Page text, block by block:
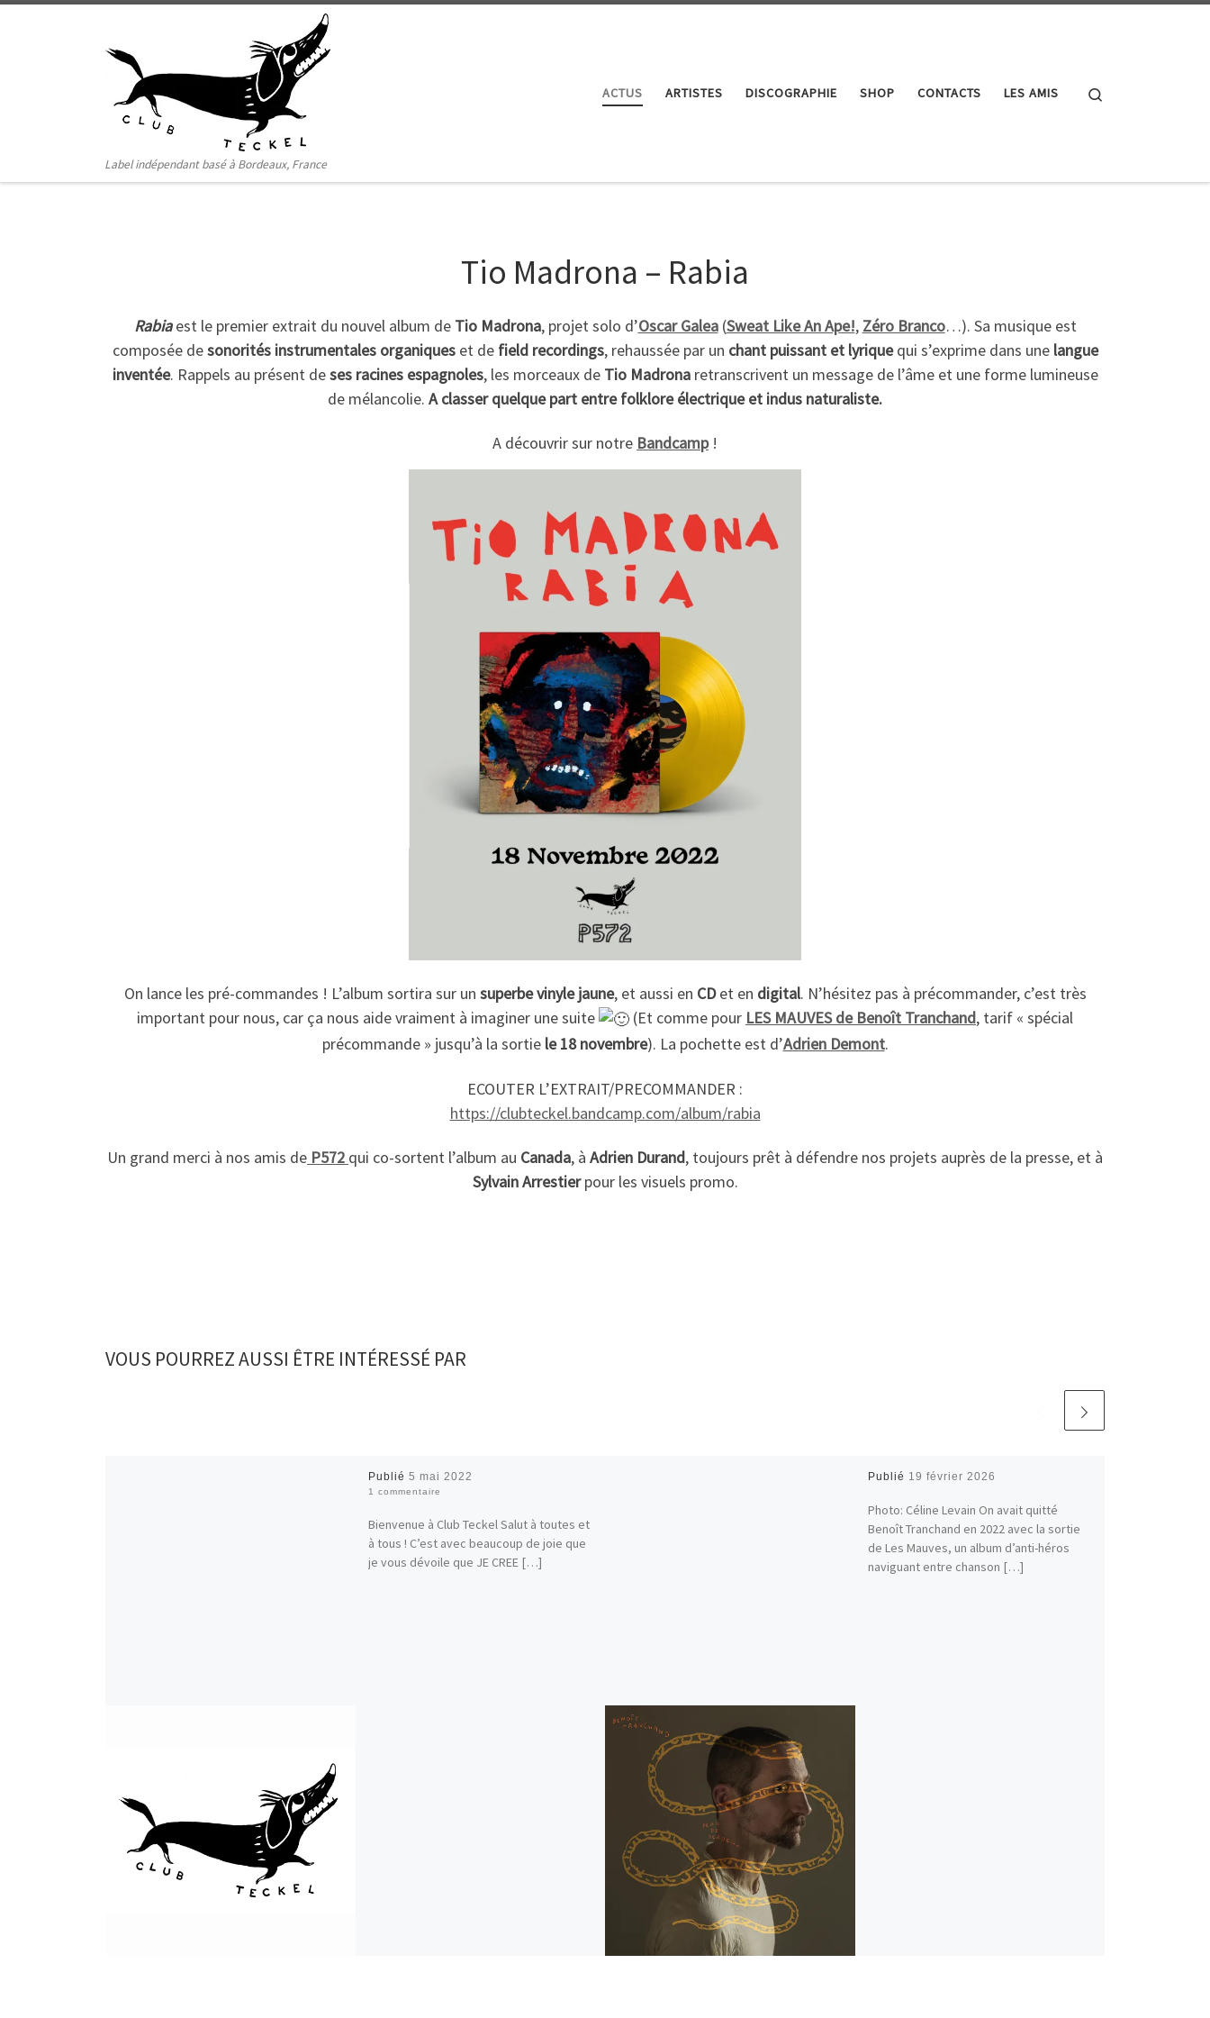
Label indépendant basé à Bordeaux, France
ACTUS ARTISTES DISCOGRAPHIE SHOP CONTACTS LES AMIS
Tio Madrona – Rabia
Rabiaest le premier extrait du nouvel album de Tio Madrona, projet solo d’Oscar Galea(Sweat Like An Ape!, Zéro Branco…). Sa musique est
composée desonorités instrumentales organiqueset de field recordings, rehaussée par un chant puissant et lyriquequi s’exprime dans une langue
inventée. Rappels au présent deses racines espagnoles, les morceaux de Tio Madronaretranscrivent un message de l’âme et une forme lumineuse
de mélancolie. A classer quelque part entre folklore électrique et indus naturaliste.
A découvrir sur notre Bandcamp!
On lance les pré-commandes ! L’album sortira sur un superbe vinyle jaune, et aussi en CDet en digital. N’hésitez pas à précommander, c’est très
important pour nous, car ça nous aide vraiment à imaginer une suite
(Et comme pour LES MAUVES de Benoît Tranchand, tarif « spécial
précommande » jusqu’à la sortiele 18 novembre). La pochette est d’Adrien Demont.
ECOUTER L’EXTRAIT/PRECOMMANDER :
https://clubteckel.bandcamp.com/album/rabia
Un grand merci à nos amis de P572 qui co-sortent l’album au Canada, à Adrien Durand, toujours prêt à défendre nos projets auprès de la presse, et à
Sylvain Arrestierpour les visuels promo.
VOUS POURREZ AUSSI ÊTRE INTÉRESSÉ PAR
Publié 5 mai 2022
1 commentaire
Bienvenue à Club Teckel Salut à toutes et
à tous ! C’est avec beaucoup de joie que
je vous dévoile que JE CREE […]
Publié 19 février 2026
Photo: Céline Levain On avait quitté
Benoît Tranchand en 2022 avec la sortie
de Les Mauves, un album d’anti-héros
naviguant entre chanson […]